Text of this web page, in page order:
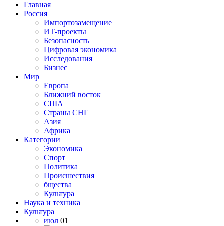
Главная
Россия
Импортозамещение
ИТ-проекты
Безопасность
Цифровая экономика
Исследования
Бизнес
Мир
Европа
Ближний восток
США
Страны СНГ
Азия
Африка
Категории
Экономика
Спорт
Политика
Происшествия
бщества
Культура
Наука и техника
Культура
июл 01